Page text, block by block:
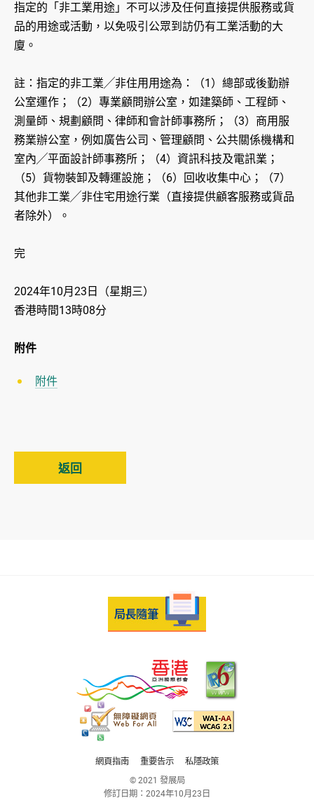
指定的「非工業用途」不可以涉及任何直接提供服務或貨
品的用途或活動，以免吸引公眾到訪仍有工業活動的大
廈。
註：指定的非工業╱非住用用途為：（1）總部或後勤辦
公室運作；（2）專業顧問辦公室，如建築師、工程師、
測量師、規劃顧問、律師和會計師事務所；（3）商用服
務業辦公室，例如廣告公司、管理顧問、公共關係機構和
室內╱平面設計師事務所；（4）資訊科技及電訊業；
（5）貨物裝卸及轉運設施；（6）回收收集中心；（7）
其他非工業╱非住宅用途行業（直接提供顧客服務或貨品
者除外）。
完
2024年10月23日（星期三）
香港時間13時08分
附件
附件
返回
網頁指南 重要告示
私隱政策
© 2021 發展局
修訂日期： 2024年10月23日